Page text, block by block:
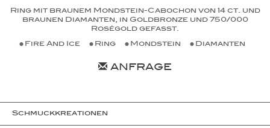
Ring mit braunem Mondstein-Cabochon von 14 ct. und
braunen Diamanten, in Goldbronze und 750/000
Roségold gefasst.
Fire And Ice
Ring Mondstein Diamanten
ANFRAGE
Schmuckkreationen